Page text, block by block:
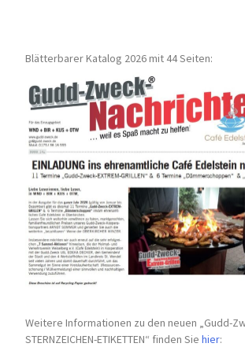
Blätterbarer Katalog 2026 mit 44 Seiten:
Weitere Informationen zu den neuen „Gudd-
STERNZEICHEN-ETIKETTEN“ finden Siehier: